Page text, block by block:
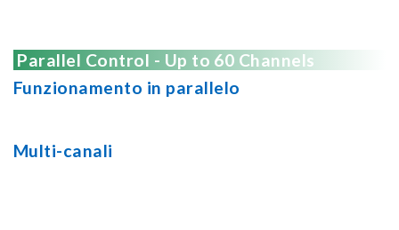
Parallel Control - Up to 60 Channels
Funzionamento in parallelo
Multi-canali